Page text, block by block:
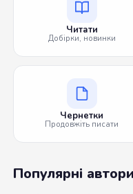
Читати
Добірки, новинки
Чернетки
Продовжіть писати
Популярні автори